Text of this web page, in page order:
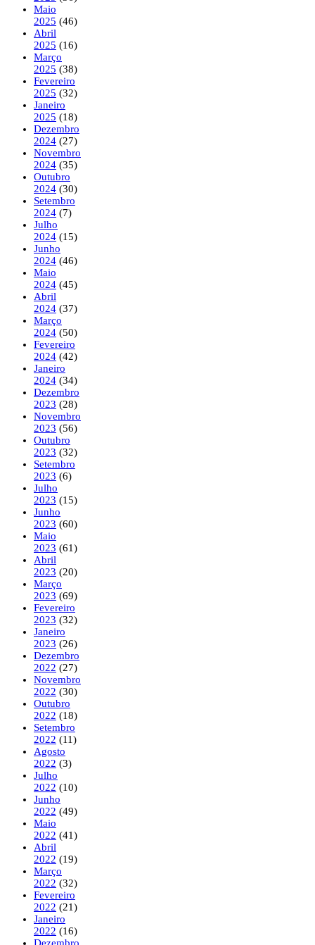
Maio
2025 (46)
Abril
2025 (16)
Março
2025 (38)
Fevereiro
2025 (32)
Janeiro
2025 (18)
Dezembro
2024 (27)
Novembro
2024 (35)
Outubro
2024 (30)
Setembro
2024 (7)
Julho
2024 (15)
Junho
2024 (46)
Maio
2024 (45)
Abril
2024 (37)
Março
2024 (50)
Fevereiro
2024 (42)
Janeiro
2024 (34)
Dezembro
2023 (28)
Novembro
2023 (56)
Outubro
2023 (32)
Setembro
2023 (6)
Julho
2023 (15)
Junho
2023 (60)
Maio
2023 (61)
Abril
2023 (20)
Março
2023 (69)
Fevereiro
2023 (32)
Janeiro
2023 (26)
Dezembro
2022 (27)
Novembro
2022 (30)
Outubro
2022 (18)
Setembro
2022 (11)
Agosto
2022 (3)
Julho
2022 (10)
Junho
2022 (49)
Maio
2022 (41)
Abril
2022 (19)
Março
2022 (32)
Fevereiro
2022 (21)
Janeiro
2022 (16)
Dezembro